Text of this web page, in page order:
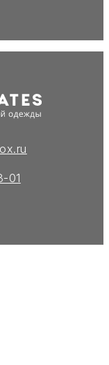
01